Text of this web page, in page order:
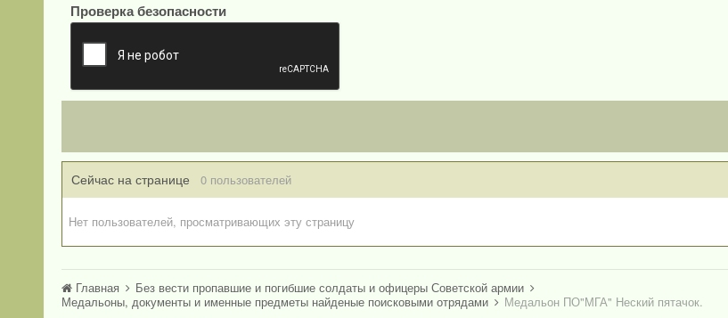
Проверка безопасности
Сейчас на странице 0 пользователей
Нет пользователей, просматривающих эту страницу
Главная
Без вести пропавшие и погибшие солдаты и офицеры Советской армии
Медальоны, документы и именные предметы найденые поисковыми отрядами
Медальон ПО"МГА" Неский пятачок.